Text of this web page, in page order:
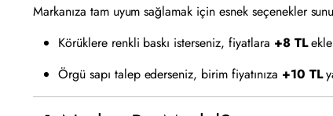
Markanıza tam uyum sağlamak için esnek seçenekler
Körüklere renkli baskı isterseniz, fiyatlara +8 TL
Örgü sapı talep ederseniz, birim fiyatınıza +10 TL